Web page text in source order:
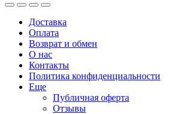
Доставка
Оплата
Возврат и обмен
О нас
Контакты
Политика конфиденциальности
Еще
Публичная оферта
Отзывы